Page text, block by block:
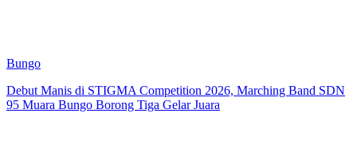
Bungo
Debut Manis di STIGMA Competition 2026, Marching Band SDN
95 Muara Bungo Borong Tiga Gelar Juara